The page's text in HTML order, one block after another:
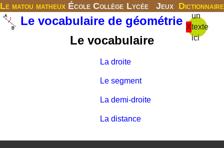
Le matou matheux École Collège Lycée Jeux Dictionnaire
X
un
texte
ici
Le vocabulaire de géométrie
Le vocabulaire
La droite
Le segment
La demi-droite
La distance